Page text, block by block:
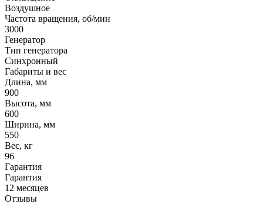
Воздушное
Частота вращения, об/мин
3000
Генератор
Тип генератора
Синхронный
Габариты и вес
Длина, мм
900
Высота, мм
600
Ширина, мм
550
Вес, кг
96
Гарантия
Гарантия
12 месяцев
Отзывы